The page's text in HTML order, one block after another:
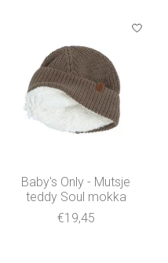
Baby's Only - Mutsje
teddy Soul mokka
€19,45